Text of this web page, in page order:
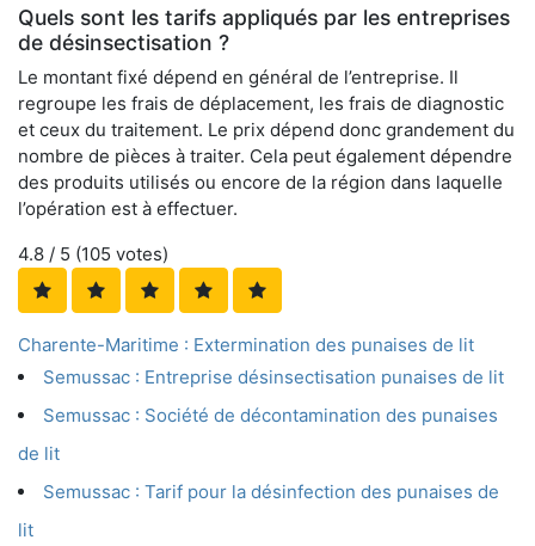
Quels sont les tarifs appliqués par les entreprises
de désinsectisation ?
Le montant fixé dépend en général de l’entreprise. Il
regroupe les frais de déplacement, les frais de diagnostic
et ceux du traitement. Le prix dépend donc grandement du
nombre de pièces à traiter. Cela peut également dépendre
des produits utilisés ou encore de la région dans laquelle
l’opération est à effectuer.
4.8 / 5 (105 votes)
Charente-Maritime : Extermination des punaises de lit
Semussac : Entreprise désinsectisation punaises de lit
Semussac : Société de décontamination des punaises
de lit
Semussac : Tarif pour la désinfection des punaises de
lit